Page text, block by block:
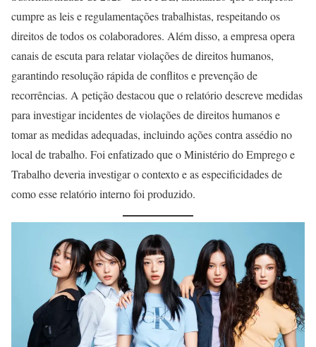
cumpre as leis e regulamentações trabalhistas, respeitando os
direitos de todos os colaboradores. Além disso, a empresa opera
canais de escuta para relatar violações de direitos humanos,
garantindo resolução rápida de conflitos e prevenção de
recorrências. A petição destacou que o relatório descreve medidas
para investigar incidentes de violações de direitos humanos e
tomar as medidas adequadas, incluindo ações contra assédio no
local de trabalho. Foi enfatizado que o Ministério do Emprego e
Trabalho deveria investigar o contexto e as especificidades de
como esse relatório interno foi produzido.